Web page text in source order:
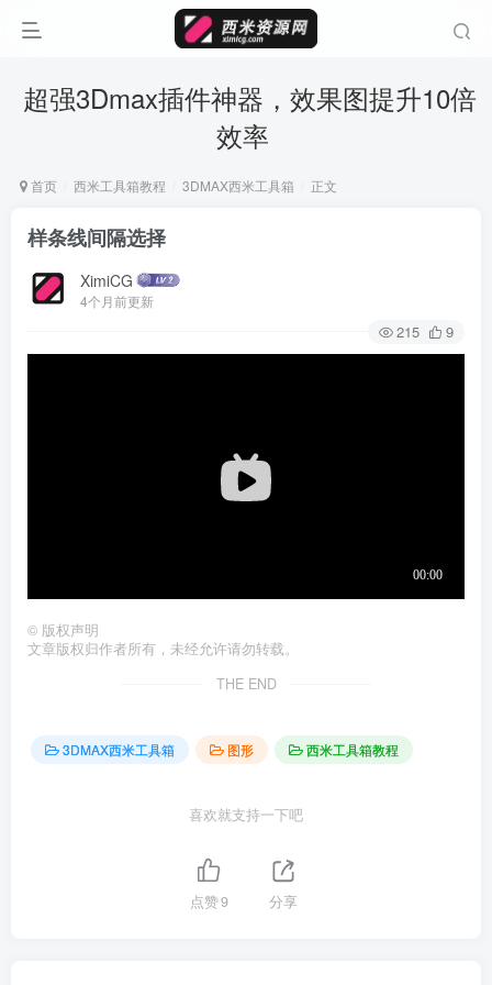
超强3Dmax插件神器，效果图提升10倍
效率
首页 西米工具箱教程 3DMAX西米工具箱 正文
样条线间隔选择
XimiCG
4个月前更新
215 9
© 版权声明
文章版权归作者所有，未经允许请勿转载。
THE END
3DMAX西米工具箱 图形 西米工具箱教程
喜欢就支持一下吧
点赞9 分享